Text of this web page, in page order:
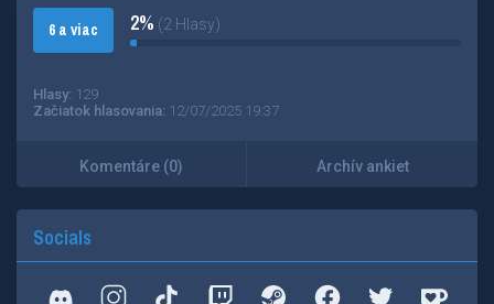
6 a viac 2% (2 Hlasy)
Hlasy: 129
Začiatok hlasovania: 12/07/2025 19:37
Komentáre (0) Archív ankiet
Socials